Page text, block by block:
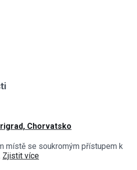
Chorvatsko
místě se soukromým přístupem k
Zjistit více